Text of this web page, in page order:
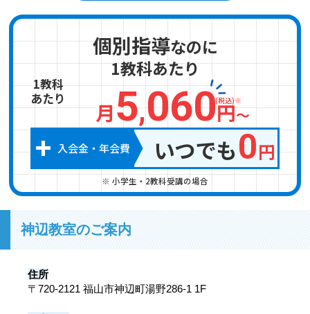
個別指導なのに
1教科あたり
1教科
あたり
月5,060円〜
(税込)※
+ 入会金・ 年会費 いつでも0円
※ 小学生・2教科受講の場合
神辺教室のご案内
住所
〒720-2121 福山市神辺町湯野286-1 1F